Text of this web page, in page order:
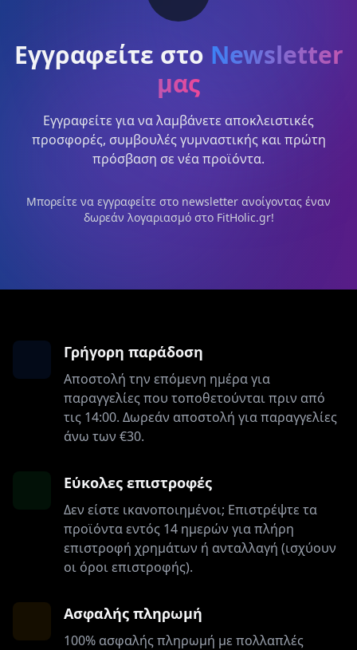
Εγγραφείτε στο Newsletter
μας
Εγγραφείτε για να λαμβάνετε αποκλειστικές
προσφορές, συμβουλές γυμναστικής και πρώτη
πρόσβαση σε νέα προϊόντα.
Μπορείτε να εγγραφείτε στο newsletter ανοίγοντας έναν
δωρεάν λογαριασμό στο FitHolic.gr!
Γρήγορη παράδοση
Αποστολή την επόμενη ημέρα για
παραγγελίες που τοποθετούνται πριν από
τις 14:00. Δωρεάν αποστολή για παραγγελίες
άνω των €30.
Εύκολες επιστροφές
Δεν είστε ικανοποιημένοι; Επιστρέψτε τα
προϊόντα εντός 14 ημερών για πλήρη
επιστροφή χρημάτων ή ανταλλαγή (ισχύουν
οι όροι επιστροφής).
Ασφαλής πληρωμή
100% ασφαλής πληρωμή με πολλαπλές